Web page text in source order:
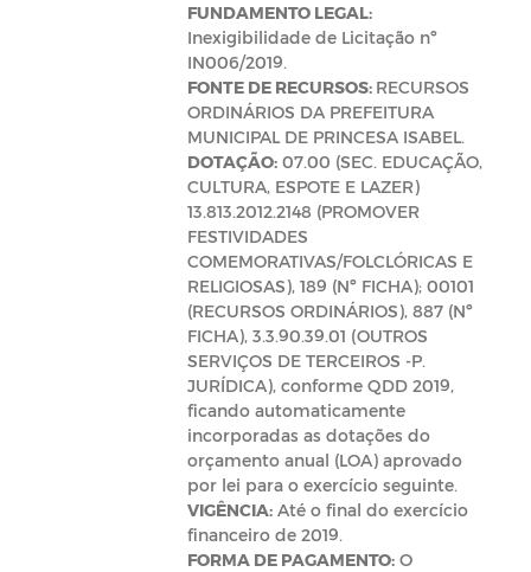
FUNDAMENTO LEGAL:
Inexigibilidade de Licitação nº
IN006/2019.
FONTE DE RECURSOS: RECURSOS
ORDINÁRIOS DA PREFEITURA
MUNICIPAL DE PRINCESA ISABEL.
DOTAÇÃO:07.00 (SEC. EDUCAÇÃO,
CULTURA, ESPOTE E LAZER)
13.813.2012.2148 (PROMOVER
FESTIVIDADES
COMEMORATIVAS/FOLCLÓRICAS E
RELIGIOSAS), 189 (Nº FICHA); 00101
(RECURSOS ORDINÁRIOS), 887 (Nº
FICHA), 3.3.90.39.01 (OUTROS
SERVIÇOS DE TERCEIROS -P.
JURÍDICA), conforme QDD 2019,
ficando automaticamente
incorporadas as dotações do
orçamento anual (LOA) aprovado
por lei para o exercício seguinte.
VIGÊNCIA:Até o final do exercício
financeiro de 2019.
FORMA DE PAGAMENTO:O